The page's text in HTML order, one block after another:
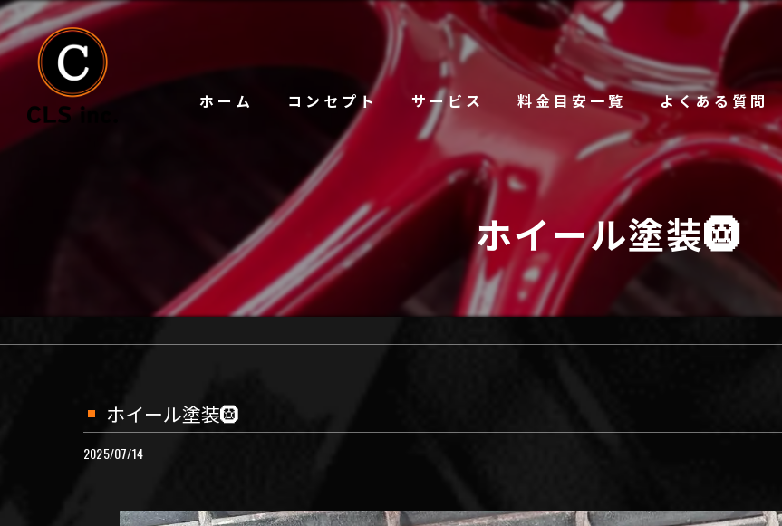
ホーム コンセプト サービス 料金目安一覧 よくある質問
ホイール塗装🛞
ホイール塗装🛞
2025/07/14